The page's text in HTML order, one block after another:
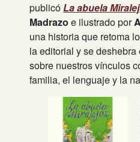
publicó La abuela
Madrazo e ilustrado por
una historia que retoma
la editorial y se
sobre nuestros vínculos
familia, el lenguaje y la